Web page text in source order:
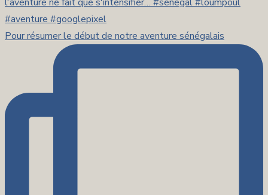
Pour résumer le début de notre aventure sénégalais